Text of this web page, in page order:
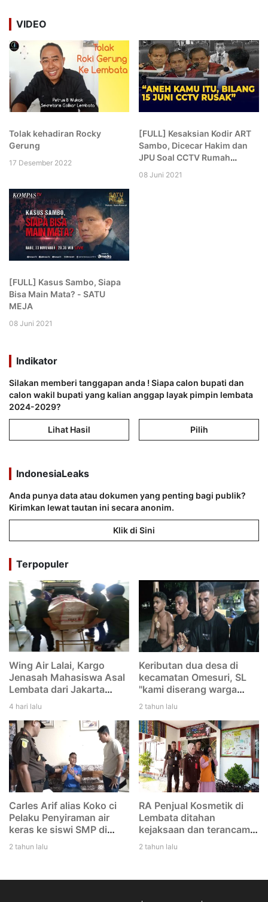
VIDEO
Tolak kehadiran Rocky
Gerung
17 Desember 2022
[FULL] Kesaksian Kodir ART
Sambo, Dicecar Hakim dan
JPU Soal CCTV Rumah
08 Juni 2021
[FULL] Kasus Sambo, Siapa
Bisa Main Mata? - SATU
MEJA
08 Juni 2021
Indikator
Silakan memberi tanggapan anda ! Siapa calon bupati dan
calon wakil bupati yang kalian anggap layak pimpin lembata
2024-2029?
Lihat Hasil Pilih
IndonesiaLeaks
Anda punya data atau dokumen yang penting bagi publik?
Kirimkan lewat tautan ini secara anonim.
Klik di Sini
Terpopuler
Wing Air Lalai, Kargo
Jenasah Mahasiswa Asal
Lembata dari Jakarta
menuju Larantuka
tertinggal di Bandara
Eltari Kupang
4 hari lalu
Keributan dua desa di
kecamatan Omesuri, SL
"kami diserang warga
Leubatang, dan kami
duga mereka melakukan
dengan rencana. Saya
tidak tikam Iwan"
2 tahun lalu
Carles Arif alias Koko ci
Pelaku Penyiraman air
keras ke siswi SMP di
Lembata di tangkap Polisi
2 tahun lalu
RA Penjual Kosmetik di
Lembata ditahan
kejaksaan dan terancam
12 tahun penjara
2 tahun lalu